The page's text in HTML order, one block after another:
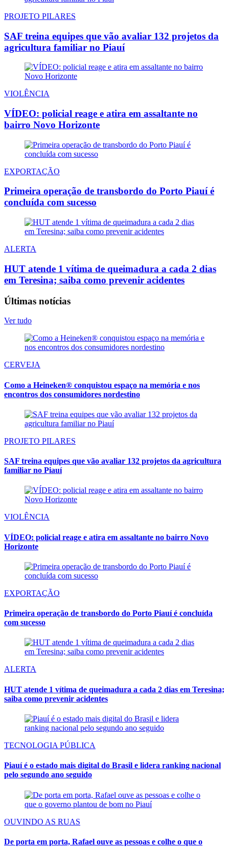
PROJETO PILARES
SAF treina equipes que vão avaliar 132 projetos da
agricultura familiar no Piauí
VIOLÊNCIA
VÍDEO: policial reage e atira em assaltante no
bairro Novo Horizonte
EXPORTAÇÃO
Primeira operação de transbordo do Porto Piauí é
concluída com sucesso
ALERTA
HUT atende 1 vítima de queimadura a cada 2 dias
em Teresina; saiba como prevenir acidentes
Últimas notícias
Ver tudo
CERVEJA
Como a Heineken® conquistou espaço na memória e nos
encontros dos consumidores nordestino
PROJETO PILARES
SAF treina equipes que vão avaliar 132 projetos da agricultura
familiar no Piauí
VIOLÊNCIA
VÍDEO: policial reage e atira em assaltante no bairro Novo
Horizonte
EXPORTAÇÃO
Primeira operação de transbordo do Porto Piauí é concluída
com sucesso
ALERTA
HUT atende 1 vítima de queimadura a cada 2 dias em Teresina;
saiba como prevenir acidentes
TECNOLOGIA PÚBLICA
Piauí é o estado mais digital do Brasil e lidera ranking nacional
pelo segundo ano seguido
OUVINDO AS RUAS
De porta em porta, Rafael ouve as pessoas e colhe o que o